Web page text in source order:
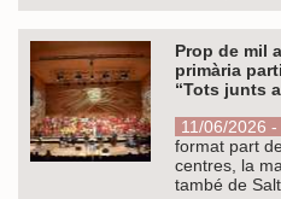
Prop de mil
primària
“Tots junts
11/06/2026
format part
centres, la
també de